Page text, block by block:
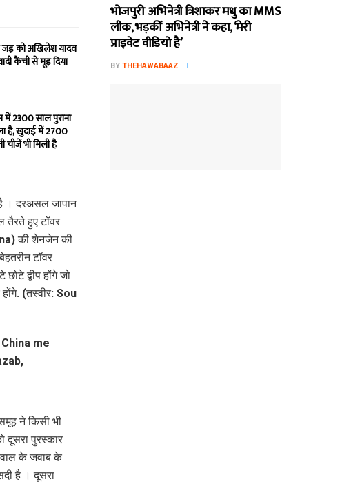
जड़ को अखिलेश यादव
कैंची से मूड़ दिया
में 2300 साल पुराना
है, खुदाई में 2700
चीजें भी मिली है
है । दरअसल जापान
हुए टॉवर
की शेनजेन की
टॉवर
द्वीप होंगे जो
(तस्वीर: Sou
ने किसी भी
दूसरा पुरस्‍कार
के जवाब के
है । दूसरा
भोजपुरी अभिनेत्री त्रिशाकर मधु का MMS
लीक, भड़कीं अभिनेत्री ने कहा, ‘मेरी
प्राइवेट वीडियो है’
BY THEHAWABAAZ